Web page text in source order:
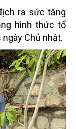
ra sức tăng
hình thức tổ
Chủ nhật.